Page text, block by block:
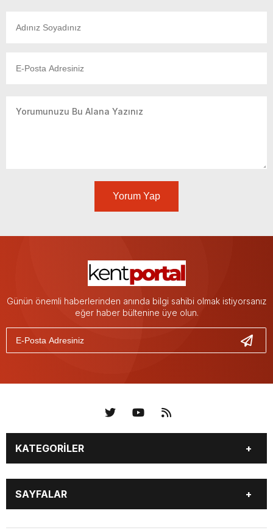
Yorum Yap
Günün önemli haberlerinden anında bilgi sahibi olmak istiyorsanız
eğer haber bültenine üye olun.
KATEGORİLER
KÜNYE BİZE ULAŞIN
SAYFALAR